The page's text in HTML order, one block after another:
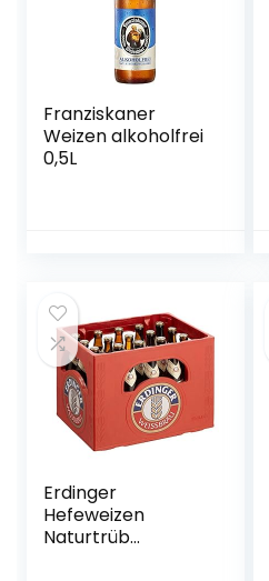
Franziskaner
Weizen alkoholfrei
0,5L
Erdinger
Hefeweizen
Naturtrüb